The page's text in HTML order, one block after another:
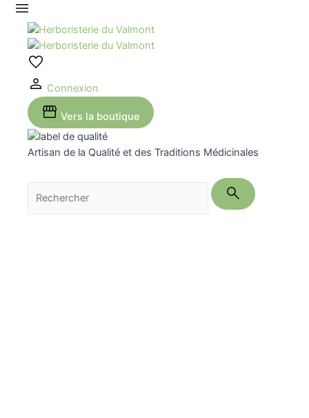
Aller
contenu
Connexion
Vers la boutique
Artisan de la Qualité et des Traditions Médicinales